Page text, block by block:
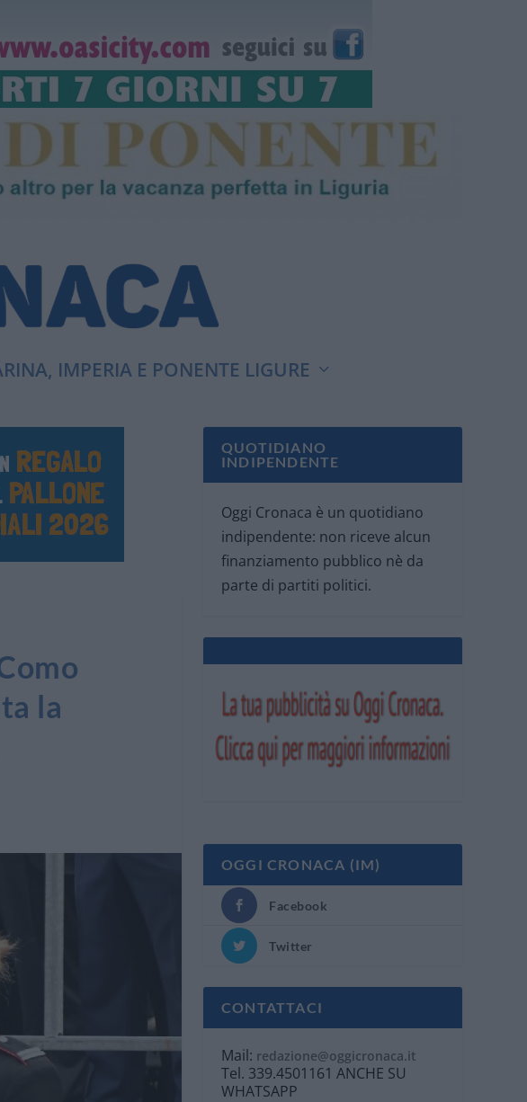
IMPERIA E PONENTE LIGURE
la
QUOTIDIANO
INDIPENDENTE
Oggi Cronaca è un quotidiano
indipendente: non riceve alcun
finanziamento pubblico nè da
parte di partiti politici.
OGGI CRONACA (IM)
Facebook
Twitter
CONTATTACI
Mail: redazione@oggicronaca.it
Tel. 339.4501161 ANCHE SU
WHATSAPP